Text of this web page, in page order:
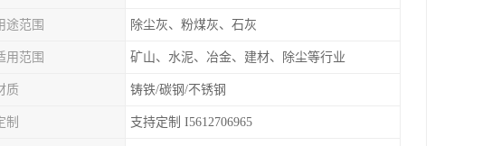
途范围 除尘灰、粉煤灰、石灰
用范围 矿山、水泥、冶金、建材、除尘等行业
质 铸铁/碳钢/不锈钢
制 支持定制 I5612706965